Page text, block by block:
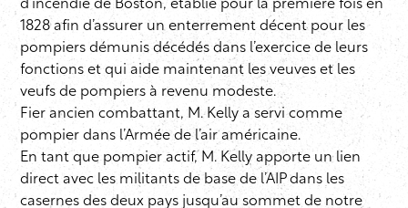
d’incendie de Boston, établie pour la première fois en
1828 afin d’assurer un enterrement décent pour les
pompiers démunis décédés dans l’exercice de leurs
fonctions et qui aide maintenant les veuves et les
veufs de pompiers à revenu modeste.
Fier ancien combattant, M. Kelly a servi comme
pompier dans l’Armée de l’air américaine.
En tant que pompier actif, M. Kelly apporte un lien
direct avec les militants de base de l’AIP dans les
casernes des deux pays jusqu’au sommet de notre